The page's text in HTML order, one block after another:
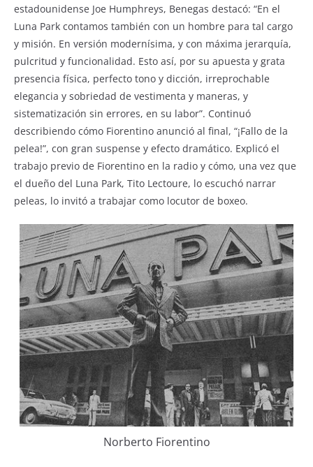
estadounidense Joe Humphreys, Benegas destacó: “En el
Luna Park contamos también con un hombre para tal cargo
y misión. En versión modernísima, y con máxima jerarquía,
pulcritud y funcionalidad. Esto así, por su apuesta y grata
presencia física, perfecto tono y dicción, irreprochable
elegancia y sobriedad de vestimenta y maneras, y
sistematización sin errores, en su labor”. Continuó
describiendo cómo Fiorentino anunció al final, “¡Fallo de la
pelea!”, con gran suspense y efecto dramático. Explicó el
trabajo previo de Fiorentino en la radio y cómo, una vez que
el dueño del Luna Park, Tito Lectoure, lo escuchó narrar
peleas, lo invitó a trabajar como locutor de boxeo.
Norberto Fiorentino